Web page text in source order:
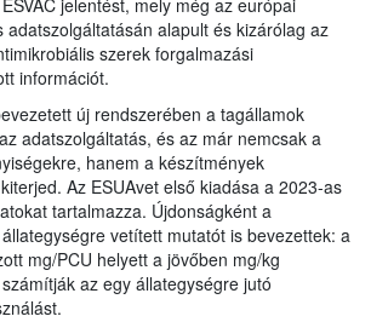
jelentést, mely még az európai
adatszolgáltatásán alapult és kizárólag az
szerek forgalmazási
információt.
új rendszerében a tagállamok
adatszolgáltatás, és az már nemcsak a
hanem a készítmények
Az ESUAvet első kiadása a 2023-as
tartalmazza. Újdonságként a
vetített mutatót is bevezettek: a
mg/PCU helyett a jövőben mg/kg
az egy állategységre jutó